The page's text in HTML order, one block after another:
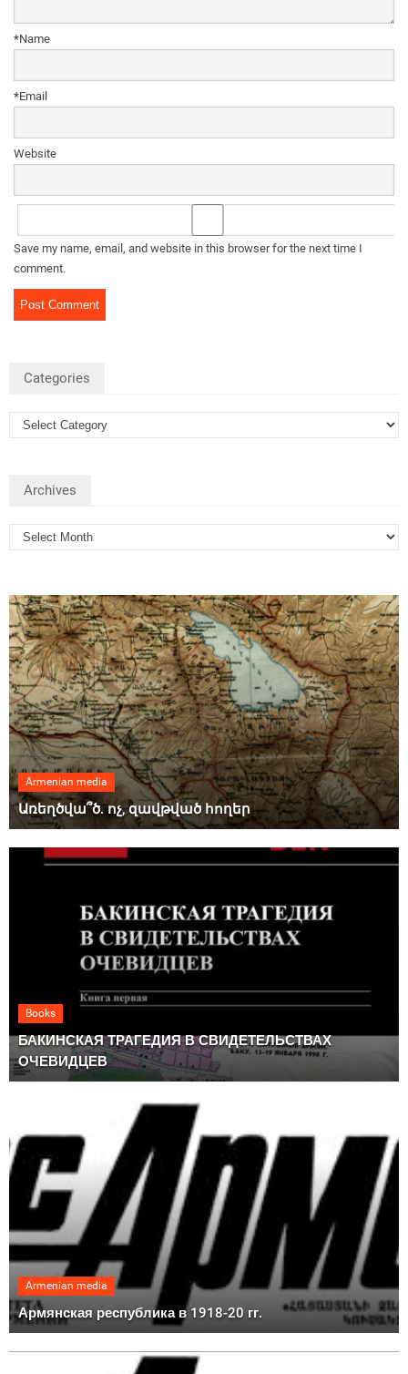
Name
*
Email
*
Website
Save my name, email, and website in this browser for the next time I
comment.
Categories
Archives
Armenian media
Առեղծվա՞ծ. ոչ, զավթված հողեր
Books
БАКИНСКАЯ ТРАГЕДИЯ В СВИДЕТЕЛЬСТВАХ
ОЧЕВИДЦЕВ
Armenian media
Армянская республика в 1918-20 гг.